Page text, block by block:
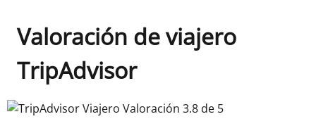
Valoración de viajero
TripAdvisor
TripAdvisor Viajero Valoración 3.8 de 5